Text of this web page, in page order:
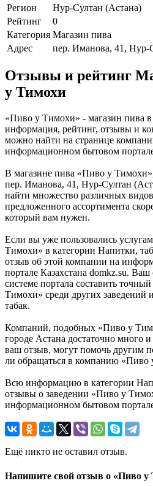
Регион
Нур-Султан (Астана)
Рейтинг
0
Категория Магазин пива
Адрес
пер. Иманова, 41, Нур-
Отзывы и рейтинг
у Тимохи
«Пиво у Тимохи» - магазин пива
информация, рейтинг, отзывы и
можно найти на странице
информационном бытовом
В магазине пива «Пиво у
пер. Иманова, 41, Нур-Султан
найти множество различных
предложенного ассортимента
который вам нужен.
Если вы уже пользовались
Тимохи» в категории Напитки,
отзыв об этой компании на
портале Казахстана domkz.su.
системе портала составить
Тимохи» среди других заведений
табак.
Компаний, подобных «Пиво у
городе Астана достаточно много
ваш отзыв, могут помочь другим
ли обращаться в компанию «Пиво
Всю информацию в категории
отзывы о заведении «Пиво у
информационном бытовом
Ещё никто не оставил отзыв.
Напишите свой отзыв о «Пиво у